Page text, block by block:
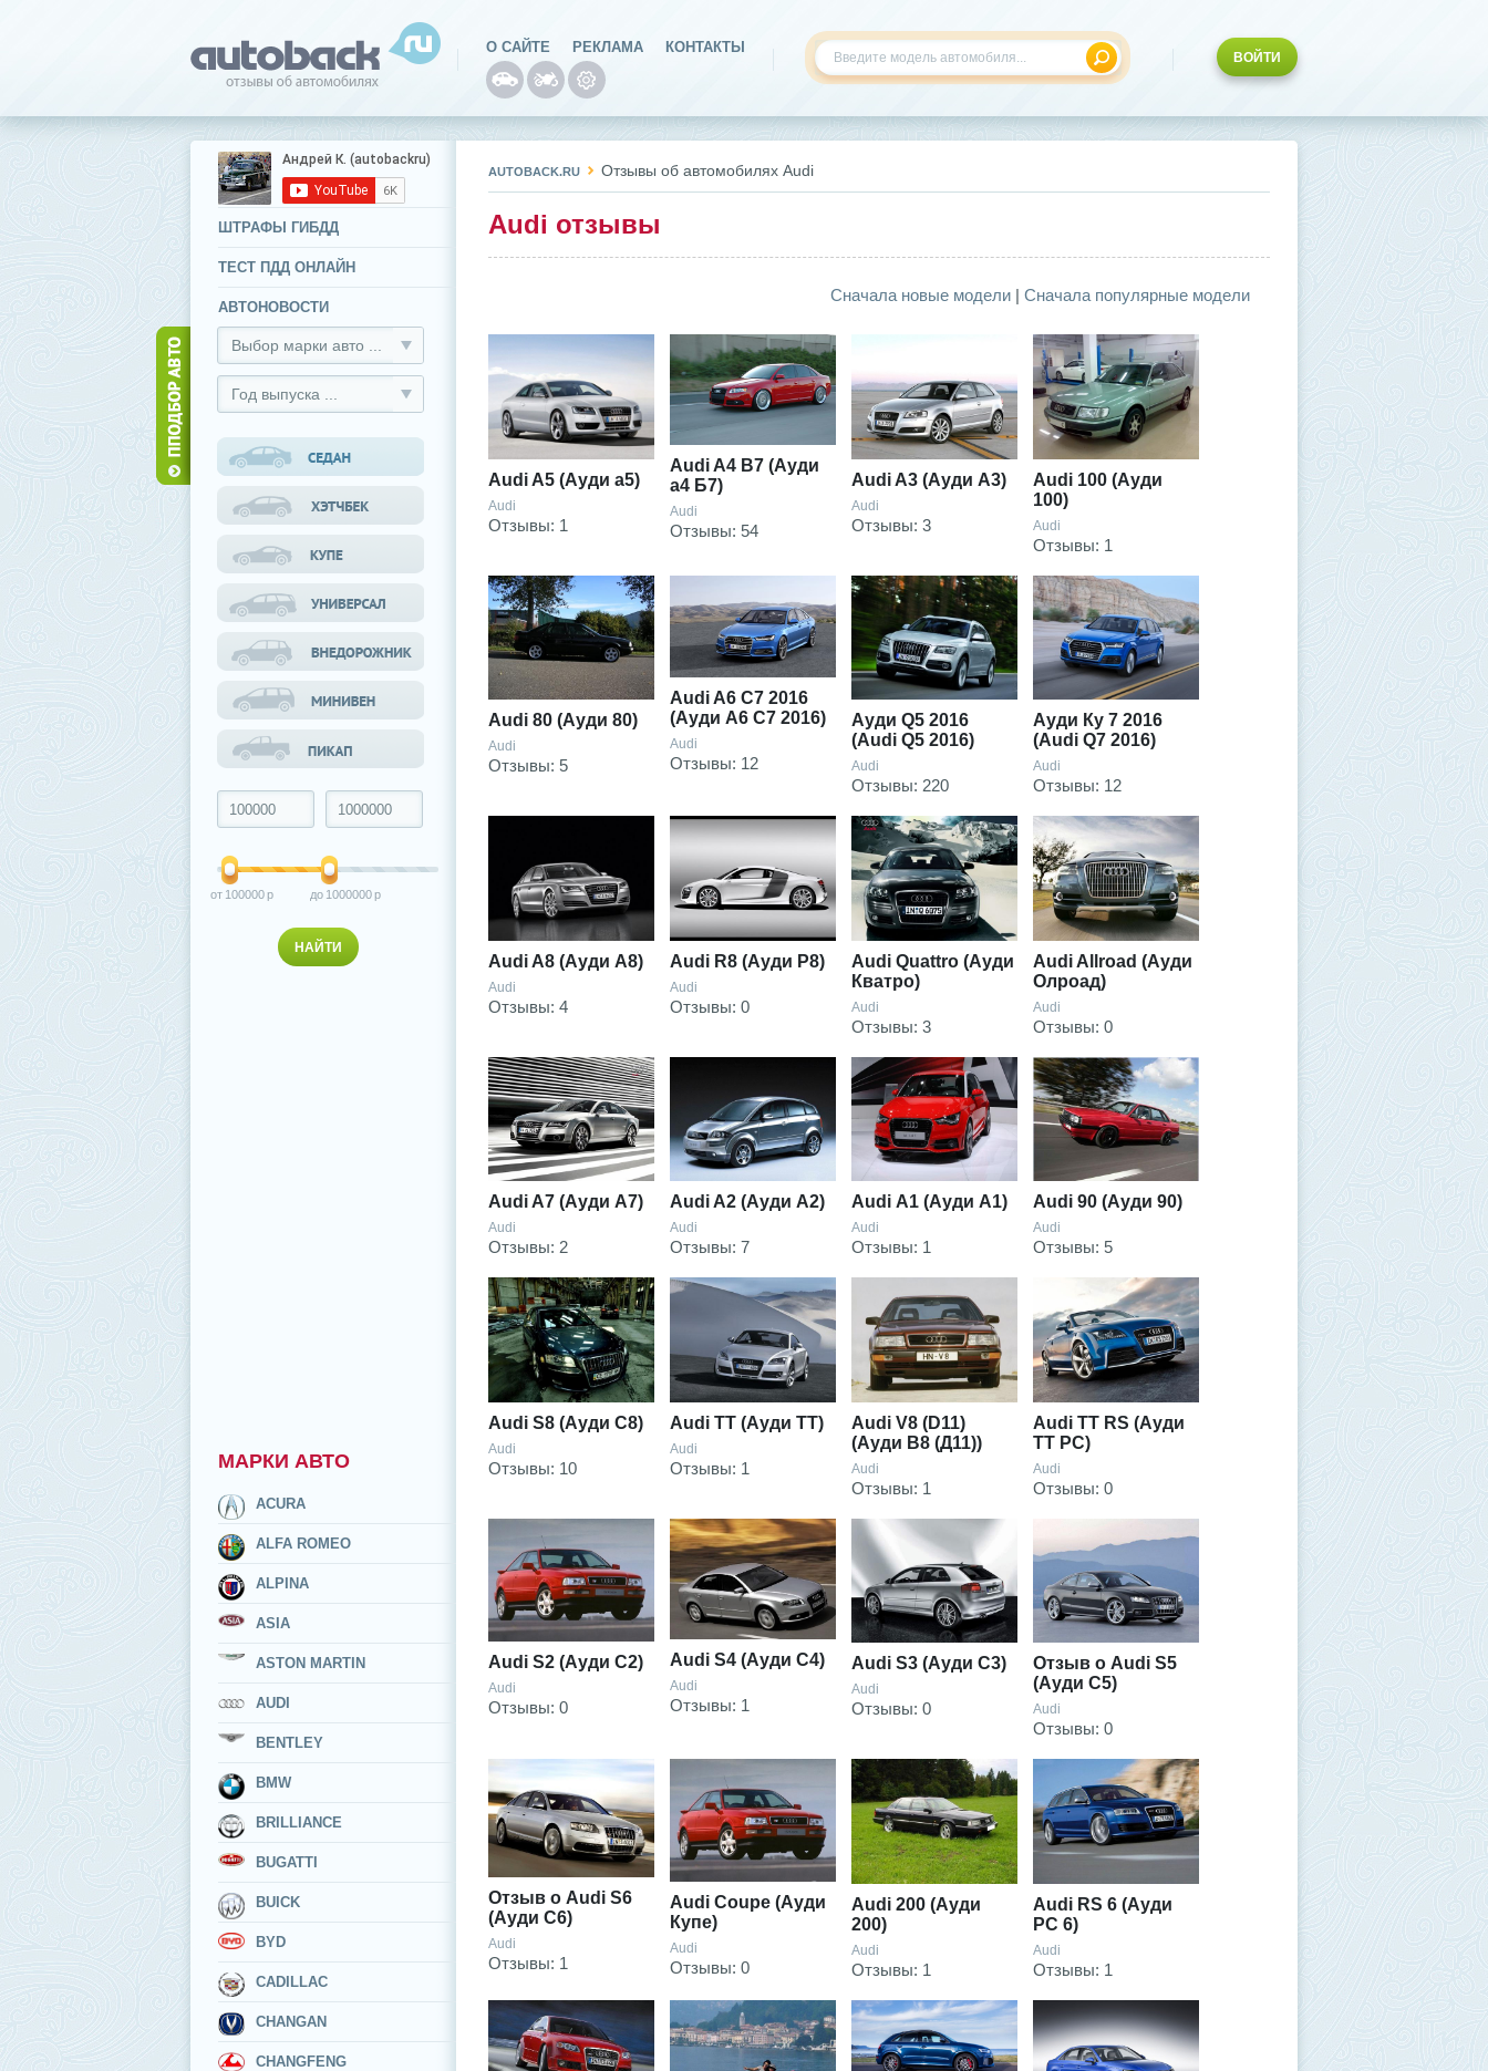
О САЙТЕ РЕКЛАМА КОНТАКТЫ
ВОЙТИ
ШТРАФЫ ГИБДД
ТЕСТ ПДД ОНЛАЙН
АВТОНОВОСТИ
Выбор марки авто ...
Год выпуска ...
100000 1000000
МАРКИ АВТО
ACURA
ALFA ROMEO
ALPINA
ASIA
ASTON MARTIN
AUDI
BENTLEY
BMW
BRILLIANCE
BUGATTI
BUICK
BYD
CADILLAC
CHANGAN
CHANGFENG
AUTOBACK.RU Отзывы об автомобилях Audi
Audi отзывы
Сначала новые модели | Сначала популярные модели
Audi A5 (Ауди а5)
Audi
Отзывы: 1
Audi A4 B7 (Ауди
а4 Б7)
Audi
Отзывы: 54
Audi A3 (Ауди А3)
Audi
Отзывы: 3
Audi 100 (Ауди
100)
Audi
Отзывы: 1
Audi 80 (Ауди 80)
Audi
Отзывы: 5
Audi A6 C7 2016
(Ауди А6 С7 2016)
Audi
Отзывы: 12
Ауди Q5 2016
(Audi Q5 2016)
Audi
Отзывы: 220
Ауди Ку 7 2016
(Audi Q7 2016)
Audi
Отзывы: 12
Audi A8 (Ауди А8)
Audi
Отзывы: 4
Audi R8 (Ауди Р8)
Audi
Отзывы: 0
Audi Quattro (Ауди
Кватро)
Audi
Отзывы: 3
Audi Allroad (Ауди
Олроад)
Audi
Отзывы: 0
Аudi A7 (Ауди А7)
Audi
Отзывы: 2
Audi A2 (Ауди А2)
Audi
Отзывы: 7
Аudi А1 (Ауди А1)
Audi
Отзывы: 1
Audi 90 (Ауди 90)
Audi
Отзывы: 5
Audi S8 (Ауди С8)
Audi
Отзывы: 10
Audi TT (Ауди ТТ)
Audi
Отзывы: 1
Audi V8 (D11)
(Ауди В8 (Д11))
Audi
Отзывы: 1
Audi TT RS (Ауди
ТТ РС)
Audi
Отзывы: 0
Audi S2 (Ауди С2)
Audi
Отзывы: 0
Audi S4 (Ауди С4)
Audi
Отзывы: 1
Audi S3 (Ауди С3)
Audi
Отзывы: 0
Отзыв о Audi S5
(Ауди С5)
Audi
Отзывы: 0
Отзыв о Audi S6
(Ауди С6)
Audi
Отзывы: 1
Audi Coupe (Ауди
Купе)
Audi
Отзывы: 0
Audi 200 (Ауди
200)
Audi
Отзывы: 1
Audi RS 6 (Ауди
РС 6)
Audi
Отзывы: 1